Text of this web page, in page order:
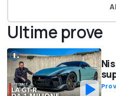
Ultime prove